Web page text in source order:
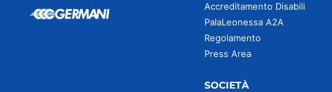
Accreditamento Disabili
PalaLeonessa A2A
Regolamento
Press Area
SOCIETÀ